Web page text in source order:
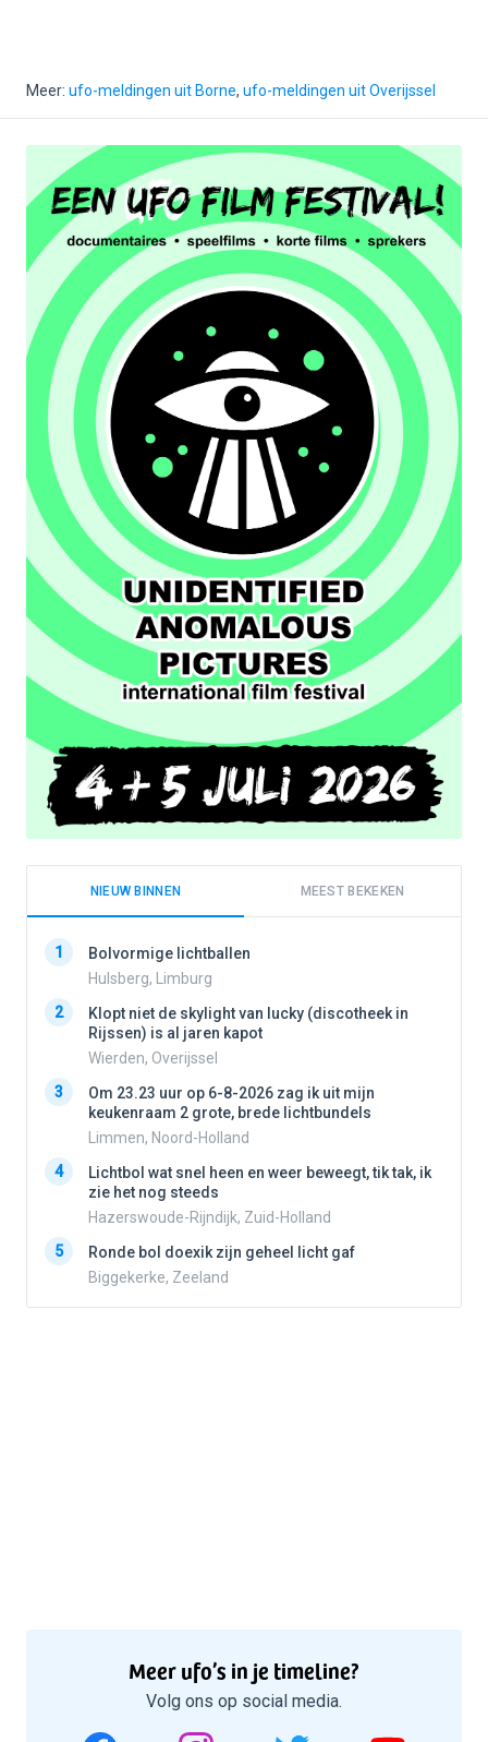
Meer: ufo-meldingen uit Borne, ufo-meldingen uit Overijssel
NIEUW BINNEN MEEST BEKEKEN
1
Bolvormige lichtballen
Hulsberg, Limburg
2
Klopt niet de skylight van lucky (discotheek in
Rijssen) is al jaren kapot
Wierden, Overijssel
3
Om 23.23 uur op 6-8-2026 zag ik uit mijn
keukenraam 2 grote, brede lichtbundels
Limmen, Noord-Holland
4
Lichtbol wat snel heen en weer beweegt, tik tak, ik
zie het nog steeds
Hazerswoude-Rijndijk, Zuid-Holland
5
Ronde bol doexik zijn geheel licht gaf
Biggekerke, Zeeland
Meer ufo’s in je timeline?
Volg ons op social media.